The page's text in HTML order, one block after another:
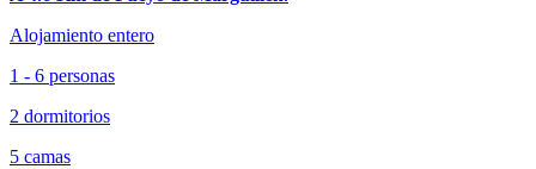
Alojamiento entero
1 - 6 personas
2 dormitorios
5 camas